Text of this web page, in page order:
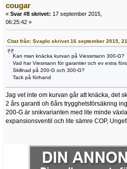
cougar
« Svar #8 skrivet: 17 september 2015,
06:25:42 »
Citat från: Svaplo skrivet 16 september 2015,
Kan man knäcka kurvan på Viessmann 300-G?
Vad har Viesmann för garantier och ev extra
Skillnad på 200-G och 300-G?
Tack på förhand
Jag vet inte om kurvan går att knäcka, det
2 års garanti oh 6års trygghetsförsäkring
200-G är snikvarianten med lite minde
expansionsventil och lite sämre COP,